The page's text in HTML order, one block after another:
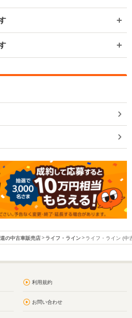
の中古車販売店 ライフ・ライン ライフ・ライン (中
利用規約
お問い合わせ